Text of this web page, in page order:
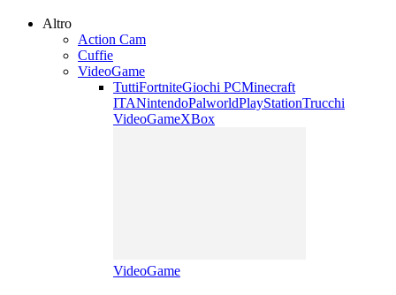
Altro
Action Cam
Cuffie
VideoGame
TuttiFortniteGiochi PCMinecraft
ITANintendoPalworldPlayStationTrucchi
VideoGameXBox
VideoGame